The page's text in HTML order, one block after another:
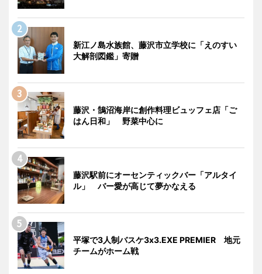
新江ノ島水族館、藤沢市立学校に「えのすい
大解剖図鑑」寄贈
藤沢・鵠沼海岸に創作料理ビュッフェ店「ご
はん日和」 野菜中心に
藤沢駅前にオーセンティックバー「アルタイ
ル」 バー愛が高じて夢かなえる
平塚で3人制バスケ3x3.EXE PREMIER 地元
チームがホーム戦